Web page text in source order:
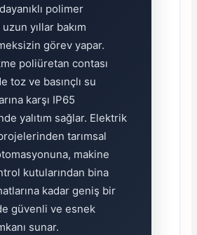
polimer
uzun yıllar bakım
görev yapar.
poliüretan contası
toz ve basınçlı su
karşı IP65
yalıtım sağlar. Elektrik
tarımsal
makine
kutularından bina
kadar geniş bir
güvenli ve esnek
sunar.